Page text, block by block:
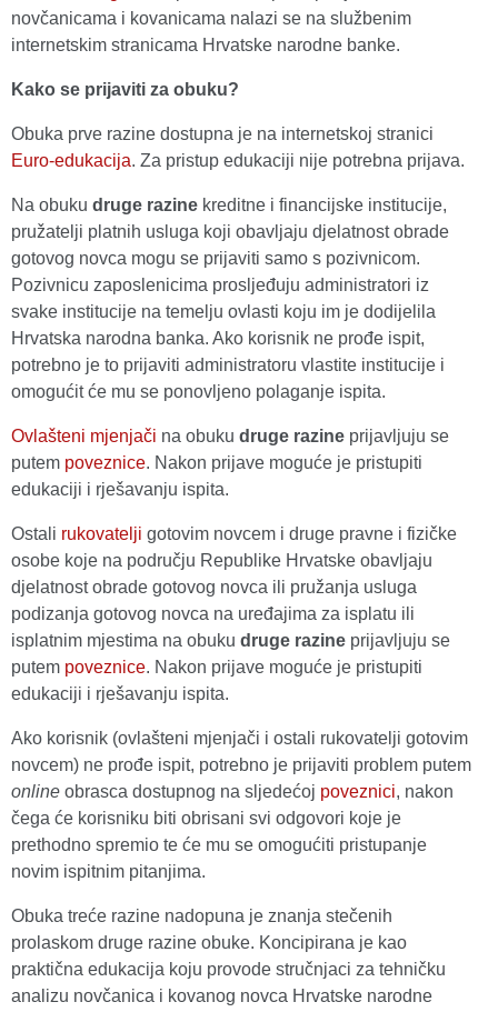
novčanicama i kovanicama nalazi se na službenim
internetskim stranicama Hrvatske narodne banke.
Kako se prijaviti za obuku?
Obuka prve razine dostupna je na internetskoj stranici
Euro-edukacija. Za pristup edukaciji nije potrebna prijava.
Na obuku druge razine kreditne i financijske institucije,
pružatelji platnih usluga koji obavljaju djelatnost obrade
gotovog novca mogu se prijaviti samo s pozivnicom.
Pozivnicu zaposlenicima prosljeđuju administratori iz
svake institucije na temelju ovlasti koju im je dodijelila
Hrvatska narodna banka. Ako korisnik ne prođe ispit,
potrebno je to prijaviti administratoru vlastite institucije i
omogućit će mu se ponovljeno polaganje ispita.
Ovlašteni mjenjači na obuku druge razine prijavljuju se
putem poveznice. Nakon prijave moguće je pristupiti
edukaciji i rješavanju ispita.
Ostali rukovatelji gotovim novcem i druge pravne i fizičke
osobe koje na području Republike Hrvatske obavljaju
djelatnost obrade gotovog novca ili pružanja usluga
podizanja gotovog novca na uređajima za isplatu ili
isplatnim mjestima na obuku druge razine prijavljuju se
putem poveznice. Nakon prijave moguće je pristupiti
edukaciji i rješavanju ispita.
Ako korisnik (ovlašteni mjenjači i ostali rukovatelji gotovim
novcem) ne prođe ispit, potrebno je prijaviti problem putem
online obrasca dostupnog na sljedećoj poveznici, nakon
čega će korisniku biti obrisani svi odgovori koje je
prethodno spremio te će mu se omogućiti pristupanje
novim ispitnim pitanjima.
Obuka treće razine nadopuna je znanja stečenih
prolaskom druge razine obuke. Koncipirana je kao
praktična edukacija koju provode stručnjaci za tehničku
analizu novčanica i kovanog novca Hrvatske narodne